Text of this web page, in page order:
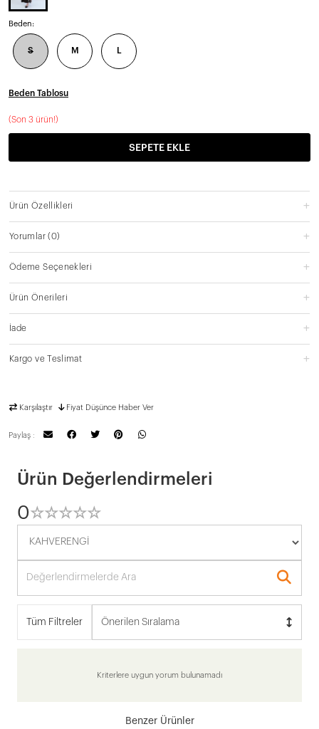
Beden:
S M L
Beden Tablosu
(Son 3 ürün!)
SEPETE EKLE
Ürün Özellikleri
Yorumlar(0)
Ödeme Seçenekleri
Ürün Önerileri
İade
Kargo ve Teslimat
Karşılaştır Fiyat Düşünce Haber Ver
Paylaş :
Ürün Değerlendirmeleri
0☆☆☆☆☆
★★★★★
Tüm Filtreler Önerilen Sıralama
Kriterlere uygun yorum bulunamadı
Benzer Ürünler